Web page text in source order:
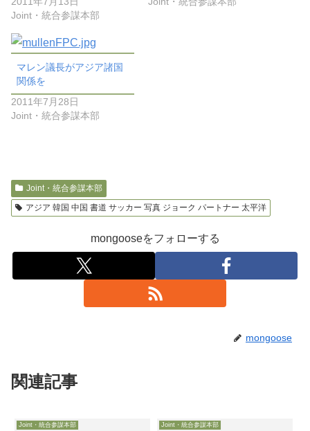
Joint・統合参謀本部
マレン議長がアジア諸国
関係を
2011年7月28日
Joint・統合参謀本部
Joint・統合参謀本部
アジア 韓国 中国 書道 サッカー 写真 ジョーク パートナー 太平洋
mongooseをフォローする
mongoose
関連記事
Joint・統合参謀本部 Joint・統合参謀本部